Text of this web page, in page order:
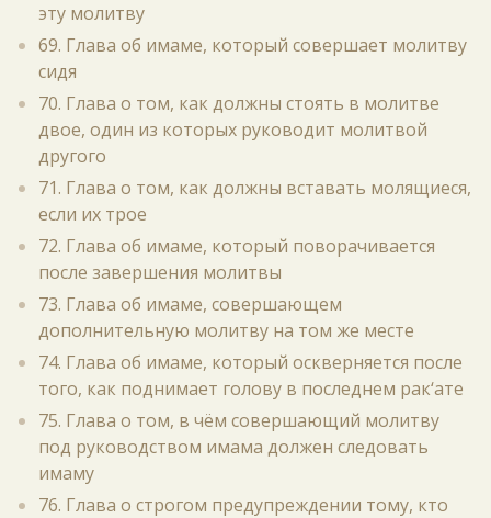
эту молитву
69. Глава об имаме, который совершает молитву
сидя
70. Глава о том, как должны стоять в молитве
двое, один из которых руководит молитвой
другого
71. Глава о том, как должны вставать молящиеся,
если их трое
72. Глава об имаме, который поворачивается
после завершения молитвы
73. Глава об имаме, совершающем
дополнительную молитву на том же месте
74. Глава об имаме, который оскверняется после
того, как поднимает голову в последнем рак‘ате
75. Глава о том, в чём совершающий молитву
под руководством имама должен следовать
имаму
76. Глава о строгом предупреждении тому, кто